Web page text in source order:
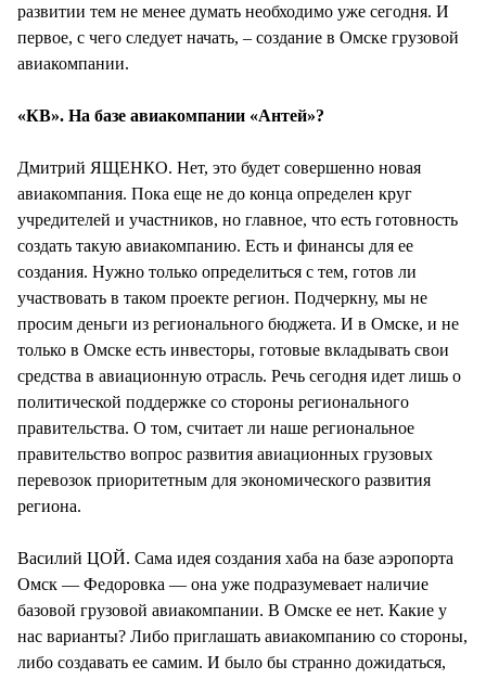
развитии тем не менее думать необходимо уже сегодня. И
первое, с чего следует начать, – создание в Омске грузовой
авиакомпании.
«КВ». На базе авиакомпании «Антей»?
Дмитрий ЯЩЕНКО. Нет, это будет совершенно новая
авиакомпания. Пока еще не до конца определен круг
учредителей и участников, но главное, что есть готовность
создать такую авиакомпанию. Есть и финансы для ее
создания. Нужно только определиться с тем, готов ли
участвовать в таком проекте регион. Подчеркну, мы не
просим деньги из регионального бюджета. И в Омске, и не
только в Омске есть инвесторы, готовые вкладывать свои
средства в авиационную отрасль. Речь сегодня идет лишь о
политической поддержке со стороны регионального
правительства. О том, считает ли наше региональное
правительство вопрос развития авиационных грузовых
перевозок приоритетным для экономического развития
региона.
Василий ЦОЙ. Сама идея создания хаба на базе аэропорта
Омск — Федоровка — она уже подразумевает наличие
базовой грузовой авиакомпании. В Омске ее нет. Какие у
нас варианты? Либо приглашать авиакомпанию со стороны,
либо создавать ее самим. И было бы странно дожидаться,